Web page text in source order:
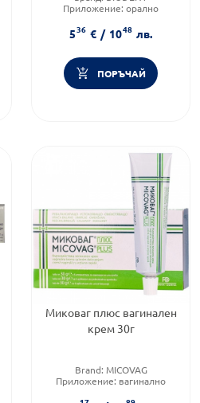
Приложение: орално
536 € / 1048 лв.
ПОРЪЧАЙ
Миковаг плюс вагинален
крем 30г
Brand: MICOVAG
Приложение: вагинално